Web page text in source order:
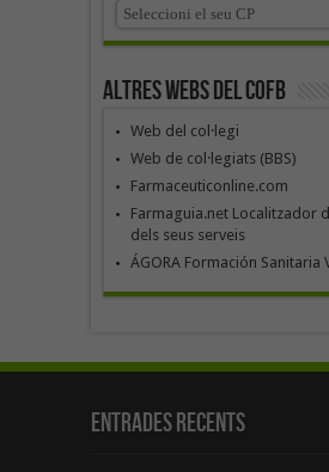
Altres webs del COFB
Web del col·legi
Web de col·legiats (BBS)
Farmaceuticonline.com
Farmaguia.net Localitzador
dels seus serveis
ÁGORA Formación Sanitaria
Entrades recents